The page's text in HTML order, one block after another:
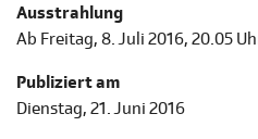
Ausstrahlung
Ab Freitag, 8. Juli 2016, 20.05
Publiziert am
Dienstag, 21. Juni 2016